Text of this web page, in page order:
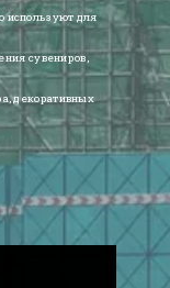
используют для
сувениров,
декоративных